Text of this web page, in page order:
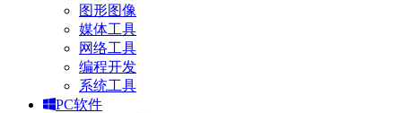
图形图像
媒体工具
网络工具
编程开发
系统工具
PC软件